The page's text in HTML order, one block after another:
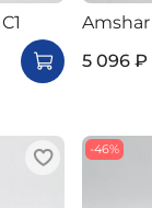
Amshar
5 096 ₽
-46%